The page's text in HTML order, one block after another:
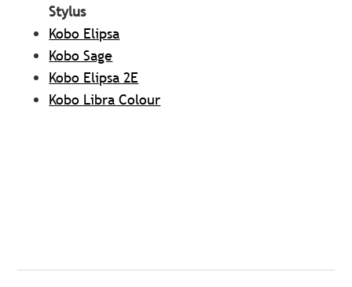
Stylus
Kobo Elipsa
Kobo Sage
Kobo Elipsa 2E
Kobo Libra Colour